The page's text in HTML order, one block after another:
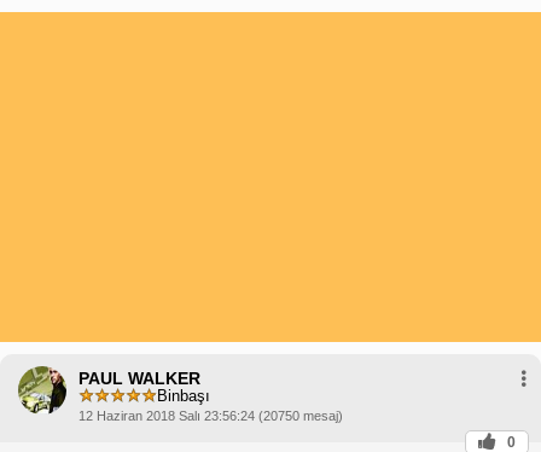
PAUL WALKER
Binbaşı
12 Haziran 2018 Salı 23:56:24 (20750 mesaj)
0